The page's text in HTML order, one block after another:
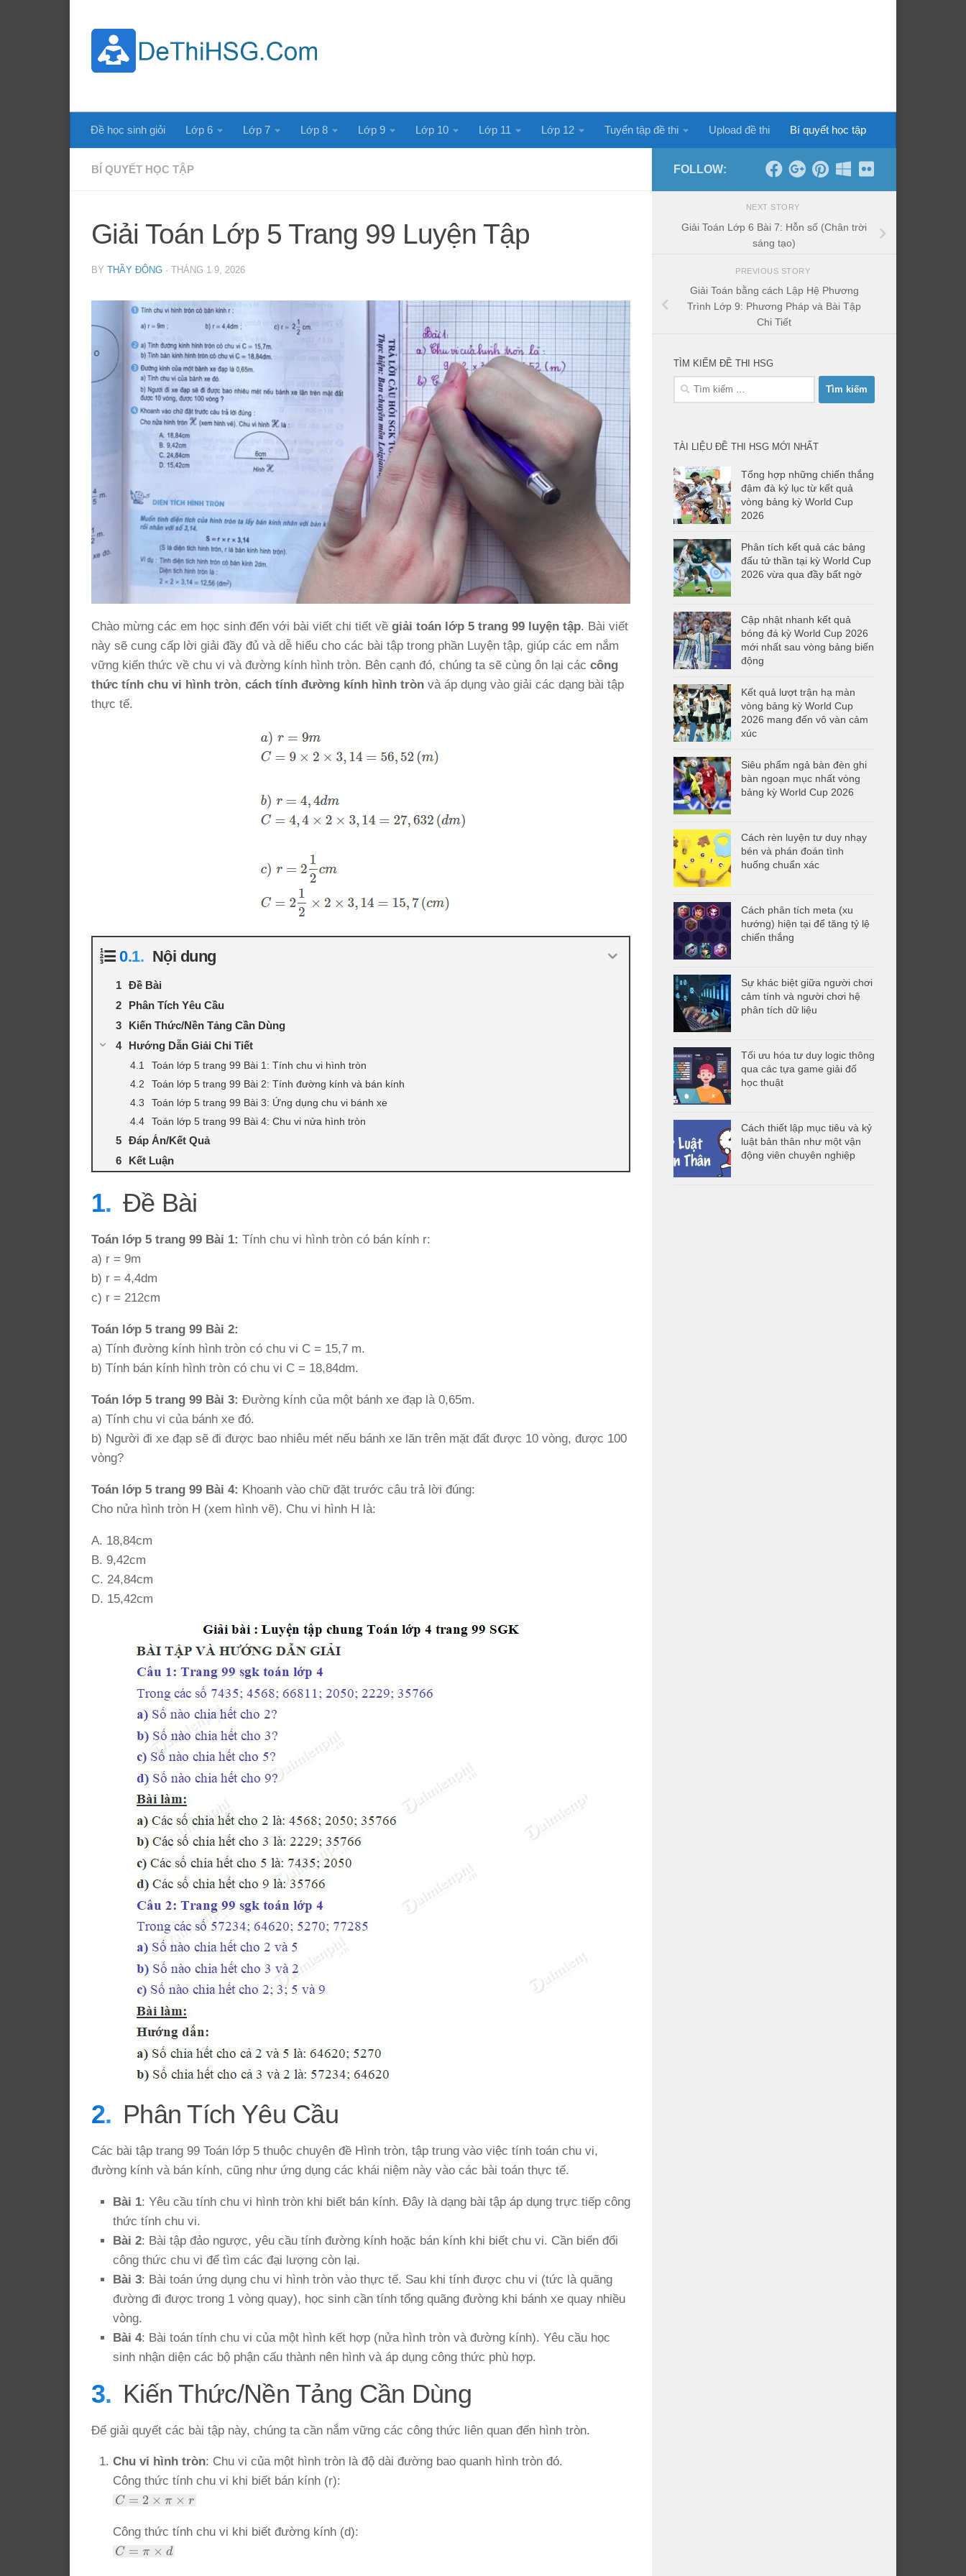
Đề học sinh giỏi Lớp 6 Lớp 7 Lớp 8 Lớp 9 Lớp 10 Lớp 11 Lớp 12 Tuyển tập đề thi Upload đề thi Bí quyết học tập
BÍ QUYẾT HỌC TẬP
Giải Toán Lớp 5 Trang 99 Luyện Tập
BY THẦY ĐÔNG · THÁNG 1 9, 2026
Chào mừng các em học sinh đến với bài viết chi tiết về giải toán lớp 5 trang 99 luyện tập. Bài viết
này sẽ cung cấp lời giải đầy đủ và dễ hiểu cho các bài tập trong phần Luyện tập, giúp các em nắm
vững kiến thức về chu vi và đường kính hình tròn. Bên cạnh đó, chúng ta sẽ cùng ôn lại các công
thức tính chu vi hình tròn, cách tính đường kính hình tròn và áp dụng vào giải các dạng bài tập
thực tế.
Nội dung
Đề Bài
Phân Tích Yêu Cầu
Kiến Thức/Nền Tảng Cần Dùng
Hướng Dẫn Giải Chi Tiết
Toán lớp 5 trang 99 Bài 1: Tính chu vi hình tròn
Toán lớp 5 trang 99 Bài 2: Tính đường kính và bán kính
Toán lớp 5 trang 99 Bài 3: Ứng dụng chu vi bánh xe
Toán lớp 5 trang 99 Bài 4: Chu vi nửa hình tròn
Đáp Án/Kết Quả
Kết Luận
Đề Bài
Toán lớp 5 trang 99 Bài 1: Tính chu vi hình tròn có bán kính r:
a) r = 9m
b) r = 4,4dm
c) r = 212cm
Toán lớp 5 trang 99 Bài 2:
a) Tính đường kính hình tròn có chu vi C = 15,7 m.
b) Tính bán kính hình tròn có chu vi C = 18,84dm.
Toán lớp 5 trang 99 Bài 3: Đường kính của một bánh xe đạp là 0,65m.
a) Tính chu vi của bánh xe đó.
b) Người đi xe đạp sẽ đi được bao nhiêu mét nếu bánh xe lăn trên mặt đất được 10 vòng, được 100
vòng?
Toán lớp 5 trang 99 Bài 4: Khoanh vào chữ đặt trước câu trả lời đúng:
Cho nửa hình tròn H (xem hình vẽ). Chu vi hình H là:
A. 18,84cm
B. 9,42cm
C. 24,84cm
D. 15,42cm
Phân Tích Yêu Cầu
Các bài tập trang 99 Toán lớp 5 thuộc chuyên đề Hình tròn, tập trung vào việc tính toán chu vi,
đường kính và bán kính, cũng như ứng dụng các khái niệm này vào các bài toán thực tế.
Bài 1: Yêu cầu tính chu vi hình tròn khi biết bán kính. Đây là dạng bài tập áp dụng trực tiếp công
thức tính chu vi.
Bài 2: Bài tập đảo ngược, yêu cầu tính đường kính hoặc bán kính khi biết chu vi. Cần biến đổi
công thức chu vi để tìm các đại lượng còn lại.
Bài 3: Bài toán ứng dụng chu vi hình tròn vào thực tế. Sau khi tính được chu vi (tức là quãng
đường đi được trong 1 vòng quay), học sinh cần tính tổng quãng đường khi bánh xe quay nhiều
vòng.
Bài 4: Bài toán tính chu vi của một hình kết hợp (nửa hình tròn và đường kính). Yêu cầu học
sinh nhận diện các bộ phận cấu thành nên hình và áp dụng công thức phù hợp.
Kiến Thức/Nền Tảng Cần Dùng
Để giải quyết các bài tập này, chúng ta cần nắm vững các công thức liên quan đến hình tròn.
Chu vi hình tròn: Chu vi của một hình tròn là độ dài đường bao quanh hình tròn đó.
Công thức tính chu vi khi biết bán kính (r):
C = 2
\pi
\times
r
C = 2 × π × r
Công thức tính chu vi khi biết đường kính (d):
C =
C = π × d
FOLLOW:
NEXT STORY
Giải Toán Lớp 6 Bài 7: Hỗn số (Chân trời
sáng tạo)
PREVIOUS STORY
Giải Toán bằng cách Lập Hệ Phương
Trình Lớp 9: Phương Pháp và Bài Tập
Chi Tiết
TÌM KIẾM ĐỀ THI HSG
Tìm
TÀI LIỆU ĐỀ THI HSG MỚI NHẤT
Tổng hợp những chiến thắng
đậm đà kỷ lục từ kết quả
vòng bảng kỳ World Cup
2026
Phân tích kết quả các bảng
đấu tử thần tại kỳ World Cup
2026 vừa qua đầy bất ngờ
Cập nhật nhanh kết quả
bóng đá kỳ World Cup 2026
mới nhất sau vòng bảng biến
động
Kết quả lượt trận hạ màn
vòng bảng kỳ World Cup
2026 mang đến vô vàn cảm
xúc
Siêu phẩm ngả bàn đèn ghi
bàn ngoạn mục nhất vòng
bảng kỳ World Cup 2026
Cách rèn luyện tư duy nhạy
bén và phán đoán tình
huống chuẩn xác
Cách phân tích meta (xu
hướng) hiện tại để tăng tỷ lệ
chiến thắng
Sự khác biệt giữa người chơi
cảm tính và người chơi hệ
phân tích dữ liệu
Tối ưu hóa tư duy logic thông
qua các tựa game giải đố
học thuật
Cách thiết lập mục tiêu và kỷ
luật bản thân như một vận
động viên chuyên nghiệp